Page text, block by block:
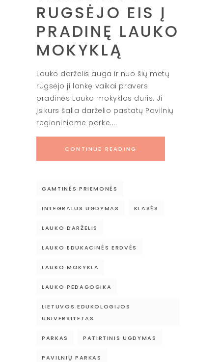
RUGSĖJO EIS Į
PRADINĘ LAUKO
MOKYKLĄ
Lauko darželis auga ir nuo šių metų
rugsėjo ji lankę vaikai pravers
pradinės Lauko mokyklos duris. Ji
įsikurs šalia darželio pastatų Pavilnių
regioniniame parke.
CONTINUE READING
GAMTINĖS PRIEMONĖS
INTEGRALUS UGDYMAS KLASĖS
LAUKO DARŽELIS
LAUKO EDUKACINĖS ERDVĖS
LAUKO MOKYKLA
LAUKO PEDAGOGIKA
LIETUVOS EDUKOLOGIJOS
UNIVERSITETAS
PARKAS PATIRTINIS UGDYMAS
PAVILNIŲ PARKAS